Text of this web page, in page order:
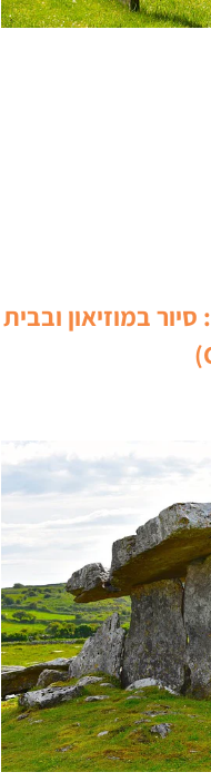
במוזיאון ובבית